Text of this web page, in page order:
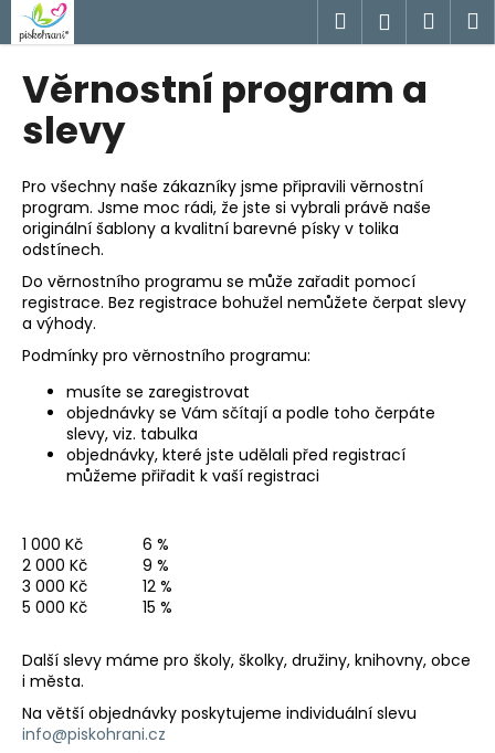
Přejít
obsah
Hledat
Věrnostní program a
slevy
Pro všechny naše zákazníky jsme připravili věrnostní
program. Jsme moc rádi, že jste si vybrali právě naše
originální šablony a kvalitní barevné písky v tolika
odstínech.
Do věrnostního programu se může zařadit pomocí
registrace. Bez registrace bohužel nemůžete čerpat slevy
a výhody.
Podmínky pro věrnostního programu:
musíte se zaregistrovat
objednávky se Vám sčítají a podle toho čerpáte
slevy, viz. tabulka
objednávky, které jste udělali před registrací
můžeme přiřadit k vaší registraci
1 000 Kč
6 %
2 000 Kč
9 %
3 000 Kč
12 %
5 000 Kč
15 %
Další slevy máme pro školy, školky, družiny, knihovny, obce
i města.
Na větší objednávky poskytujeme individuální slevu
info@piskohrani.cz
o
C
o
p
o
t
ř
e
b
u
j
í
t